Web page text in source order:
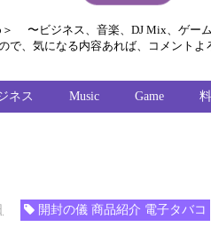
＞ 〜ビジネス、音楽、DJ Mix、ゲー
、気になる内容あれば、コメントよ
ネス Music Game
開封の儀 商品紹介 電子タバコ